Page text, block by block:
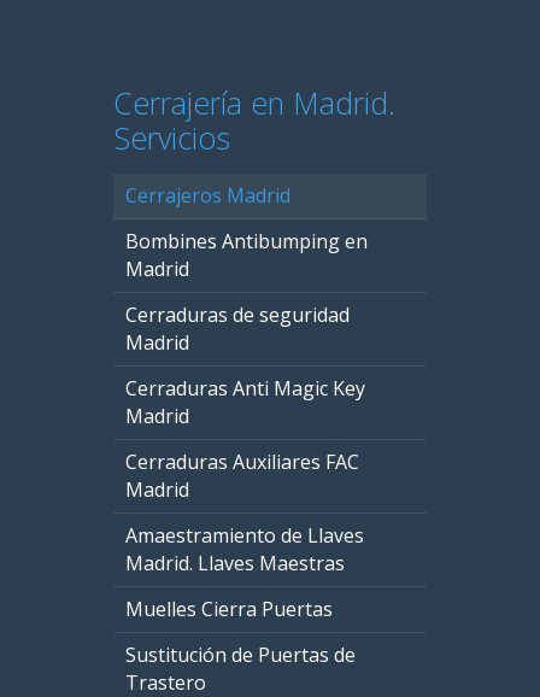
Cerrajería en Madrid.
Servicios
Cerrajeros Madrid
Bombines Antibumping en
Madrid
Cerraduras de seguridad
Madrid
Cerraduras Anti Magic Key
Madrid
Cerraduras Auxiliares FAC
Madrid
Amaestramiento de Llaves
Madrid. Llaves Maestras
Muelles Cierra Puertas
Sustitución de Puertas de
Trastero